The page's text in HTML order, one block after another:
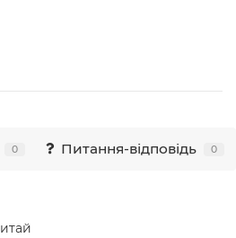
0 Питання-відповідь 0